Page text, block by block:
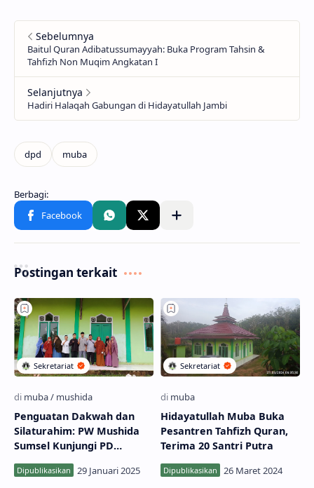
Postingan terkait
Penguatan Dakwah dan
Silaturahim: PW Mushida
Sumsel Kunjungi PD
Mushida Musi Banyuasin
Hidayatullah Muba Buka
Pesantren Tahfizh Quran,
Terima 20 Santri Putra